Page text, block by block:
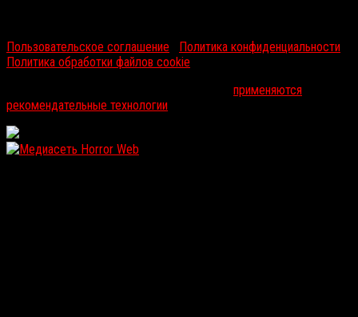
Пользовательское соглашение
Политика конфиденциальности
Политика обработки файлов cookie
применяются
рекомендательные технологии